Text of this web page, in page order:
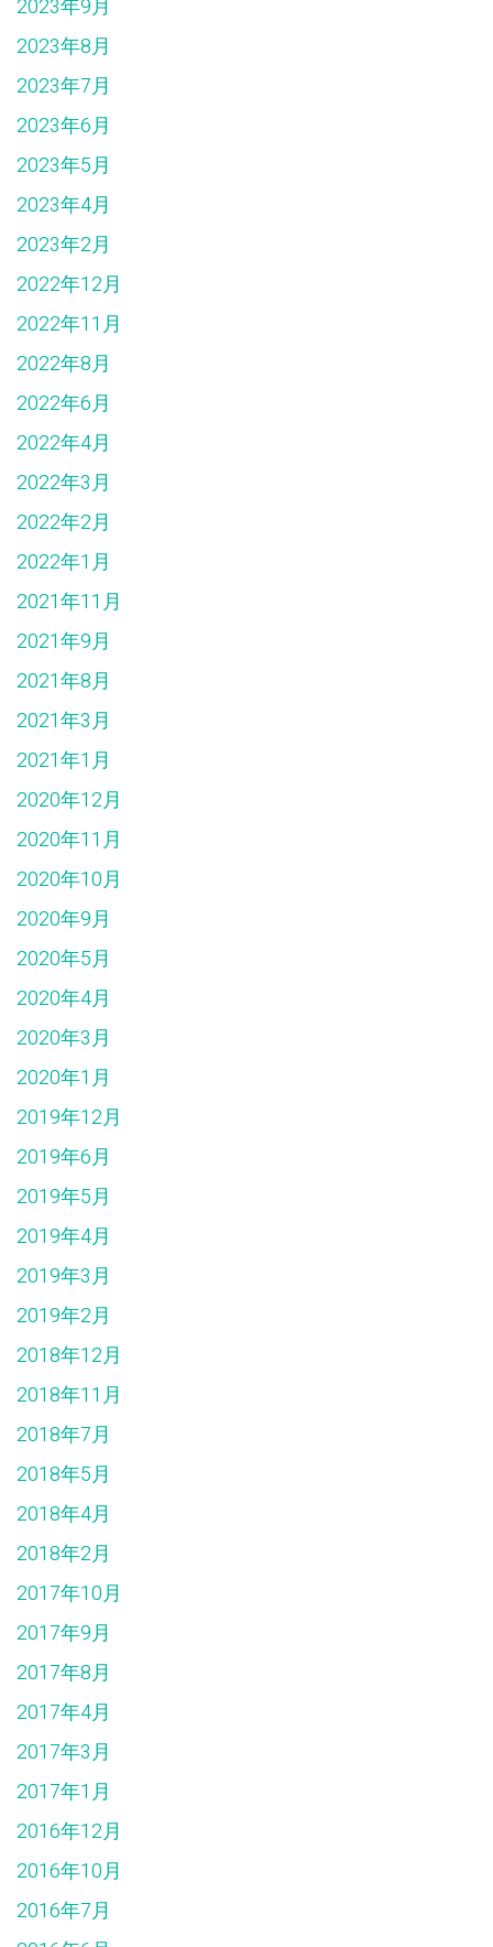
2023年9月
2023年8月
2023年7月
2023年6月
2023年5月
2023年4月
2023年2月
2022年12月
2022年11月
2022年8月
2022年6月
2022年4月
2022年3月
2022年2月
2022年1月
2021年11月
2021年9月
2021年8月
2021年3月
2021年1月
2020年12月
2020年11月
2020年10月
2020年9月
2020年5月
2020年4月
2020年3月
2020年1月
2019年12月
2019年6月
2019年5月
2019年4月
2019年3月
2019年2月
2018年12月
2018年11月
2018年7月
2018年5月
2018年4月
2018年2月
2017年10月
2017年9月
2017年8月
2017年4月
2017年3月
2017年1月
2016年12月
2016年10月
2016年7月